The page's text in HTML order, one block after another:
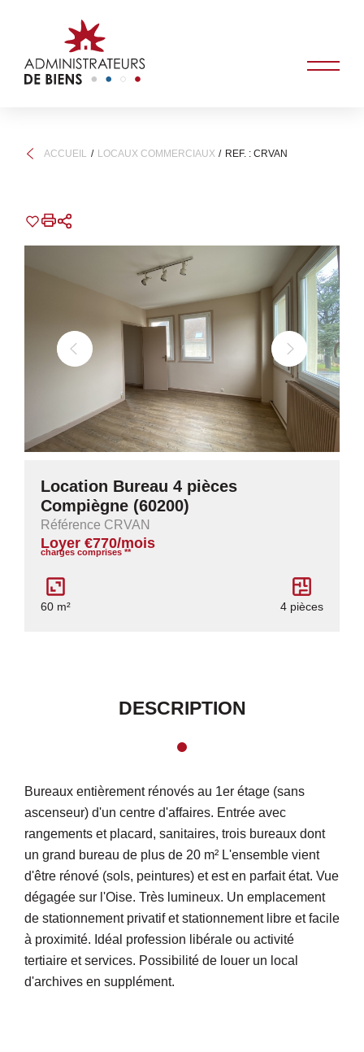
ACCUEIL LOCAUX COMMERCIAUX REF. : CRVAN
Location Bureau 4 pièces
Compiègne (60200)
Référence CRVAN
Loyer €770/mois
charges comprises **
60 m² 4 pièces
DESCRIPTION
Bureaux entièrement rénovés au 1er étage (sans
ascenseur) d'un centre d'affaires. Entrée avec
rangements et placard, sanitaires, trois bureaux dont
un grand bureau de plus de 20 m² L'ensemble vient
d'être rénové (sols, peintures) et est en parfait état. Vue
dégagée sur l'Oise. Très lumineux. Un emplacement
de stationnement privatif et stationnement libre et facile
à proximité. Idéal profession libérale ou activité
tertiaire et services. Possibilité de louer un local
d'archives en supplément.